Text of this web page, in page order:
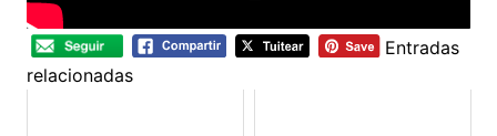
Entradas
relacionadas